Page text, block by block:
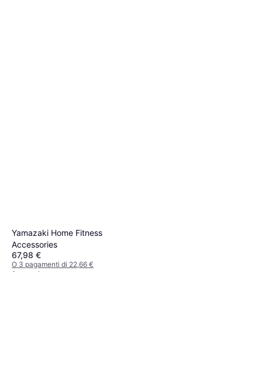
Yamazaki Home Fitness
Accessories
67,98 €
O 3 pagamenti di 22,66 €
2 negozi